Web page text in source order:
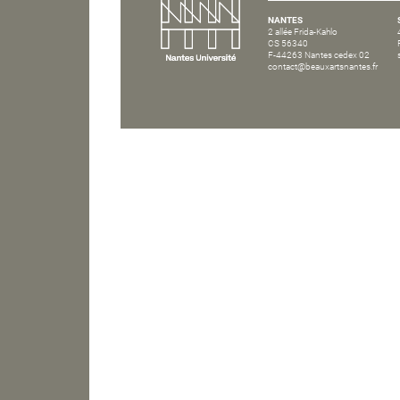
NANTES
2 allée Frida-Kahlo
CS 56340
F-44263 Nantes cedex 02
contact@beauxartsnantes.fr